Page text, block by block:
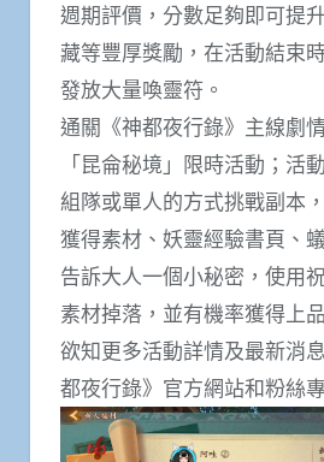
週期評價，分數足夠即可提
藏等豐厚獎勵，在活動結束
發放大量喚靈符。
通關《神都夜行錄》主線劇
「昆侖秘境」限時活動；活
組隊或單人的方式挑戰副本
獲得素材、妖靈經驗書頁、
告訴大人一個小秘密，使用
素材掉落，並有機率獲得上
欲知更多活動詳情及最新消
都夜行錄》官方網站和粉絲